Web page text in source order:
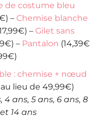
de costume bleu
– Chemise blanche
– Gilet sans
– Pantalon (14,39€
: chemise + nœud
lieu de 49,99€)
4 ans, 5 ans, 6 ans, 8
14 ans